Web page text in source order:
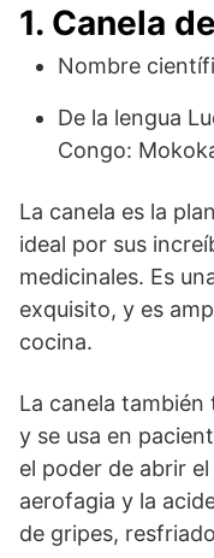
1. Canela
Nombre
De la lengua
Congo:
La canela es la
ideal por sus
medicinales. Es
exquisito, y es
cocina.
La canela
y se usa en
el poder de abrir
aerofagia y la
de gripes,